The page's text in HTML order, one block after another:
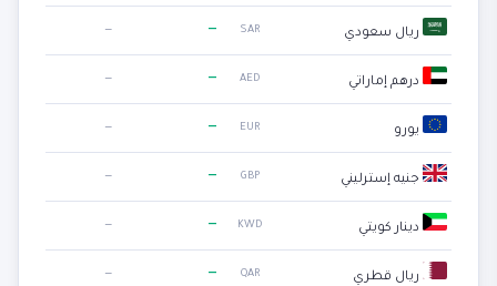
ريال سعودي SAR
—
—
درهم إماراتي AED
—
—
يورو EUR
—
—
جنيه إسترليني GBP
—
—
دينار كويتي KWD
—
—
ريال قطري QAR
—
—